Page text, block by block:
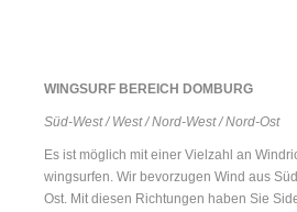
WINGSURF BEREICH DOMBURG
Süd-West / West / Nord-West / Nord-Ost
Es ist möglich mit einer Vielzahl an
wingsurfen. Wir bevorzugen Wind aus
Ost. Mit diesen Richtungen haben Sie